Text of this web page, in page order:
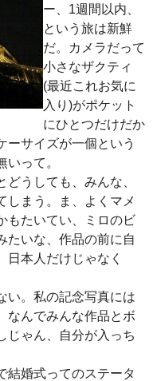
ー、1週間以内、
という旅は新鮮
だ。カメラだって
小さなザクティ
(最近これお気に
入り)がポケット
にひとつだけだか
ーサイズが一個という
って。
うしても、みんな、
しまう。ま、よくマメ
もたいてい、ミロのビ
いな、作品の前に自
日本人だけじゃなく
い。私の記念写真には
なんでみんな作品とボ
じゃん、自分が入っち
結婚式ってのステータ